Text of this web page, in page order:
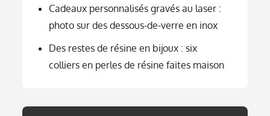
Cadeaux personnalisés gravés au laser :
photo sur des dessous-de-verre en inox
Des restes de résine en bijoux : six
colliers en perles de résine faites maison